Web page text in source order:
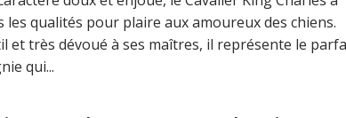
les qualités pour plaire aux amoureux des chiens.
et très dévoué à ses maîtres, il représente le
qui...